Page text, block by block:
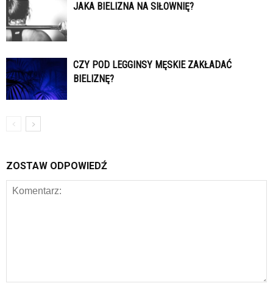
JAKA BIELIZNA NA SIŁOWNIĘ?
CZY POD LEGGINSY MĘSKIE ZAKŁADAĆ
BIELIZNĘ?
ZOSTAW ODPOWIEDŹ